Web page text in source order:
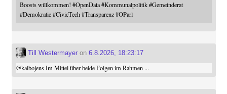
Boosts willkommen! #OpenData #Kommunalpolitik #Gemeinderat
#Demokratie #CivicTech #Transparenz #OParl
Till Westermayeron 6.8.2026, 18:23:17
@kaibojensIm Mittel über beide Folgen im Rahmen ...